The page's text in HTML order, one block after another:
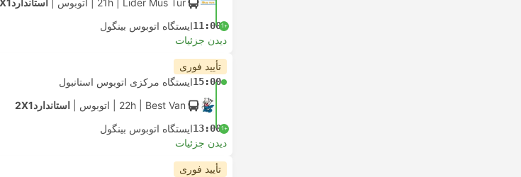
21h | Lider Mus Tur اتوبوس استاندارد2X1
+1
11:00ایستگاه اتوبوس بینگول
دیدن جزئیات
تأیید فوری
15:00ایستگاه مرکزی اتوبوس استانبول
22h | Best Van اتوبوس استاندارد2X1
+1
13:00ایستگاه اتوبوس بینگول
دیدن جزئیات
تأیید فوری